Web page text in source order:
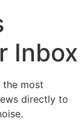
Inbox
the most
directly to